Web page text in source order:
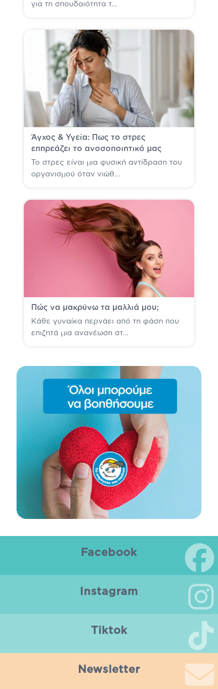
για τη σπουδαιότητα τ...
Άγχος & Υγεία: Πως το στρες
επηρεάζει το ανοσοποιητικό μας
Το στρες είναι μια φυσική αντίδραση του
οργανισμού όταν νιώθ...
Πώς να μακρύνω τα μαλλιά μου;
Κάθε γυναίκα περνάει από τη φάση που
επιζητά μια ανανέωση στ...
Facebook
Instagram
Tiktok
Newsletter